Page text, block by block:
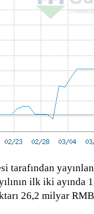
tarafından
ilk iki ayında
26,2 milyar